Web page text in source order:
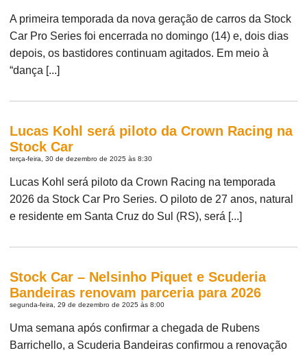
A primeira temporada da nova geração de carros da Stock
Car Pro Series foi encerrada no domingo (14) e, dois dias
depois, os bastidores continuam agitados. Em meio à
“dança [...]
Lucas Kohl será piloto da Crown Racing na
Stock Car
terça-feira, 30 de dezembro de 2025 às 8:30
Lucas Kohl será piloto da Crown Racing na temporada
2026 da Stock Car Pro Series. O piloto de 27 anos, natural
e residente em Santa Cruz do Sul (RS), será [...]
Stock Car – Nelsinho Piquet e Scuderia
Bandeiras renovam parceria para 2026
segunda-feira, 29 de dezembro de 2025 às 8:00
Uma semana após confirmar a chegada de Rubens
Barrichello, a Scuderia Bandeiras confirmou a renovação